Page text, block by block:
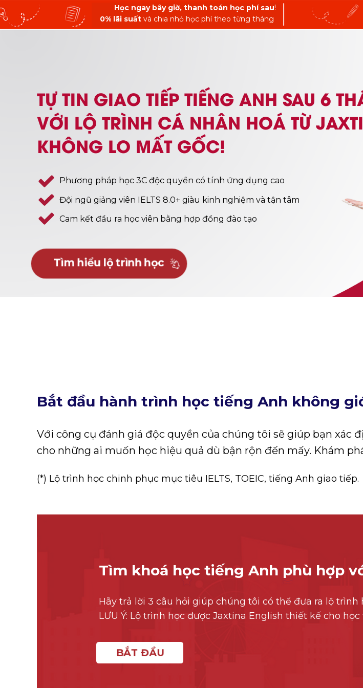
Học ngay bây giờ, thanh toán học phí sau!
0% lãi suất và chia nhỏ học phí theo từng tháng
TỰ TIN GIAO TIẾP TIẾNG ANH SAU 6
VỚI LỘ TRÌNH CÁ NHÂN HOÁ TỪ
KHÔNG LO MẤT GỐC!
Tìm hiểu lộ trình học
Phương pháp học 3C độc quyền có tính ứng dụng cao
Đội ngũ giảng viên IELTS 8.0+ giàu kinh nghiệm và tận tâm
Cam kết đầu ra học viên bằng hợp đồng đào tạo
Tìm khoá học tiếng Anh phù hợp
Hãy trả lời 3 câu hỏi giúp chúng tôi có thể đưa ra lộ
LƯU Ý: Lộ trình học được Jaxtina English thiết kế cho học
BẮT ĐẦU
Bắt đầu hành trình học tiếng Anh không
Với công cụ đánh giá độc quyền của chúng tôi sẽ giúp bạn xác
cho những ai muốn học hiệu quả dù bận rộn đến mấy. Khám
(*) Lộ trình học chinh phục mục tiêu IELTS, TOEIC, tiếng Anh giao tiếp.